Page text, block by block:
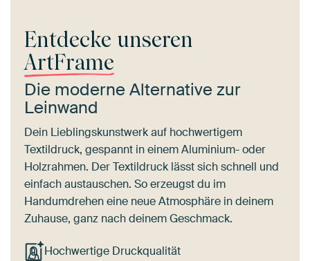
Entdecke unseren
ArtFrame
Die moderne Alternative zur
Leinwand
Dein Lieblingskunstwerk auf hochwertigem
Textildruck, gespannt in einem Aluminium- oder
Holzrahmen. Der Textildruck lässt sich schnell und
einfach austauschen. So erzeugst du im
Handumdrehen eine neue Atmosphäre in deinem
Zuhause, ganz nach deinem Geschmack.
Hochwertige Druckqualität